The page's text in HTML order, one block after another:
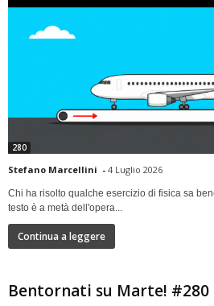
280
Stefano Marcellini - 4 Luglio 2026
Chi ha risolto qualche esercizio di fisica sa
testo è a metà dell'opera...
Continua a leggere
Bentornati su Marte! #280